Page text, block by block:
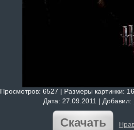
Просмотров: 6527 | Размеры картинки:
Дата: 27.09.2011 | Добавил:
Скачать